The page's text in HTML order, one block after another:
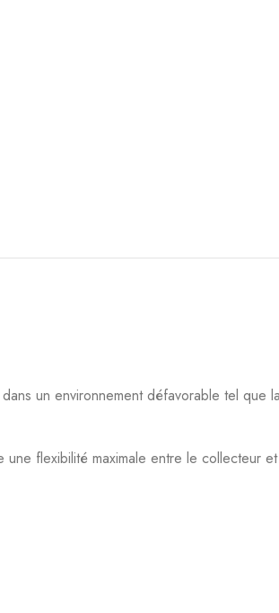
un environnement défavorable tel
flexibilité maximale entre le